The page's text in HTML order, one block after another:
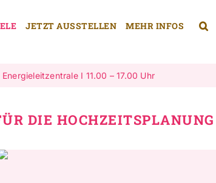
JETZT AUSSTELLEN MEHR INFOS
I 11.00 – 17.00 Uhr
DIE HOCHZEITSPLANUNG